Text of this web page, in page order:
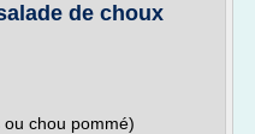
de choux
chou pommé)